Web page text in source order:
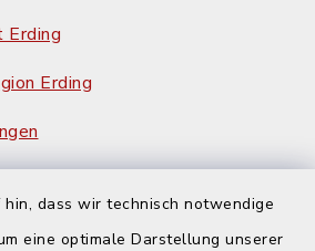
dass wir technisch notwendige
eine optimale Darstellung unserer
Erding
Erding